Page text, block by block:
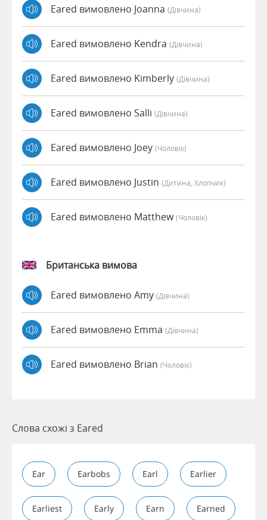
Eared вимовлено Joanna (дівчина)
Eared вимовлено Kendra (дівчина)
Eared вимовлено Kimberly (дівчина)
Eared вимовлено Salli (дівчина)
Eared вимовлено Joey (чоловік)
Eared вимовлено Justin (дитина, Хлопчик)
Eared вимовлено Matthew(чоловік)
Британська вимова
Eared вимовлено Amy (дівчина)
Eared вимовлено Emma (дівчина)
Eared вимовлено Brian (чоловік)
Слова схожі з Eared
Ear Earbobs Earl Earlier
Earliest Early Earn Earned